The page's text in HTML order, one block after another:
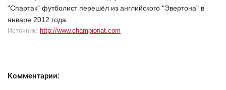
"Спартак" футболист перешёл из английского "Эвертона" в
январе 2012 года.
Источник: http://www.championat.com
Комментарии: